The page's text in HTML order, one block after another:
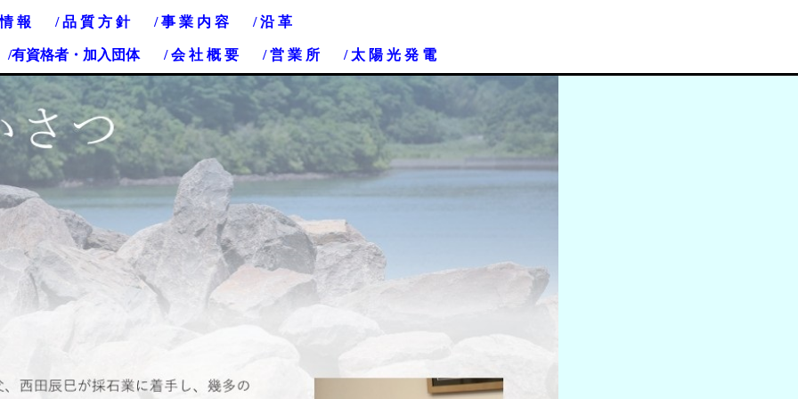
報 / 品 質 方 針 / 事 業 内 容 / 沿 革
/有資格者・加入団体 / 会 社 概 要 / 営 業 所 / 太 陽 光 発 電